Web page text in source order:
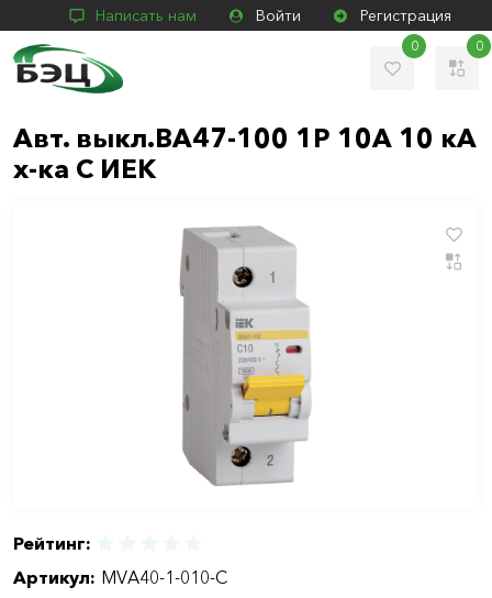
Написать нам Войти Регистрация
0 0
Авт. выкл.ВА47-100 1Р 10А 10 кА
х-ка С ИЕК
Рейтинг:
Артикул: MVA40-1-010-C